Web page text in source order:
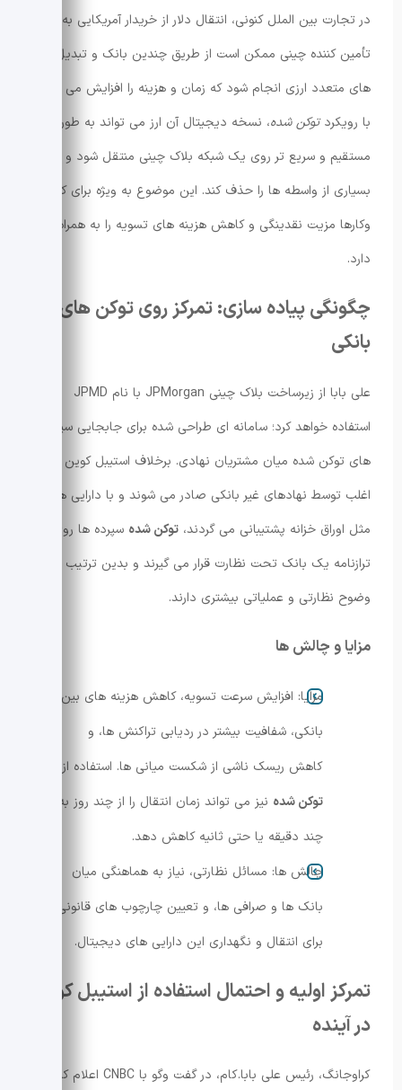
در تجارت بین الملل کنونی، انتقال دلار از خریدار آمریکایی به
تأمین کننده چینی ممکن است از طریق چندین بانک و تبدیل
های متعدد ارزی انجام شود که زمان و هزینه را افزایش می دهد.
با رویکردتوکن شده، نسخه دیجیتال آن ارز می تواند به طور
مستقیم و سریع تر روی یک شبکه بلاک چینی منتقل شود و
بسیاری از واسطه ها را حذف کند. این موضوع به ویژه برای کسب
وکارها مزیت نقدینگی و کاهش هزینه های تسویه را به همراه
دارد.
چگونگی پیاده سازی: تمرکز روی توکن های
بانکی
علی بابا از زیرساخت بلاک چینی JPMorgan با نام JPMD
استفاده خواهد کرد؛ سامانه ای طراحی شده برای جابجایی سپرده
های توکن شده میان مشتریان نهادی. برخلاف استیبل کوین ها که
اغلب توسط نهادهای غیر بانکی صادر می شوند و با دارایی هایی
مثل اوراق خزانه پشتیبانی می گردند، توکن شده سپرده ها روی
ترازنامه یک بانک تحت نظارت قرار می گیرند و بدین ترتیب
وضوح نظارتی و عملیاتی بیشتری دارند.
مزایا و چالش ها
مزایا: افزایش سرعت تسویه، کاهش هزینه های بین
بانکی، شفافیت بیشتر در ردیابی تراکنش ها، و
کاهش ریسک ناشی از شکست میانی ها. استفاده از
توکن شده نیز می تواند زمان انتقال را از چند روز به
چند دقیقه یا حتی ثانیه کاهش دهد.
چالش ها: مسائل نظارتی، نیاز به هماهنگی میان
بانک ها و صرافی ها، و تعیین چارچوب های قانونی
برای انتقال و نگهداری این دارایی های دیجیتال.
تمرکز اولیه و احتمال استفاده از استیبل کوین
در آینده
کراوجانگ، رئیس علی بابا.کام، در گفت وگو با CNBC اعلام کرد که